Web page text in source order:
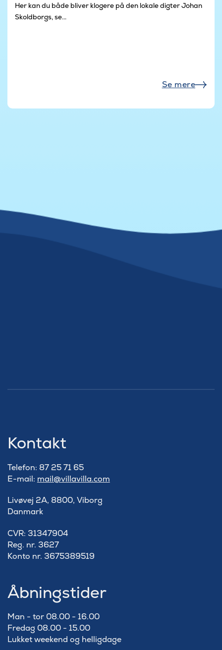
Her kan du både bliver klogere på den lokale digter Johan
Skoldborgs, se...
Se mere
Kontakt
Telefon: 87 25 71 65
E-mail: mail@villavilla.com
Livøvej 2A, 8800, Viborg
Danmark
​CVR: 31347904
Reg. nr. 3627
Konto nr. 3675389519
Åbningstider
Man - tor 08.00 - 16.00
Fredag 08.00 - 15.00
Lukket weekend og helligdage